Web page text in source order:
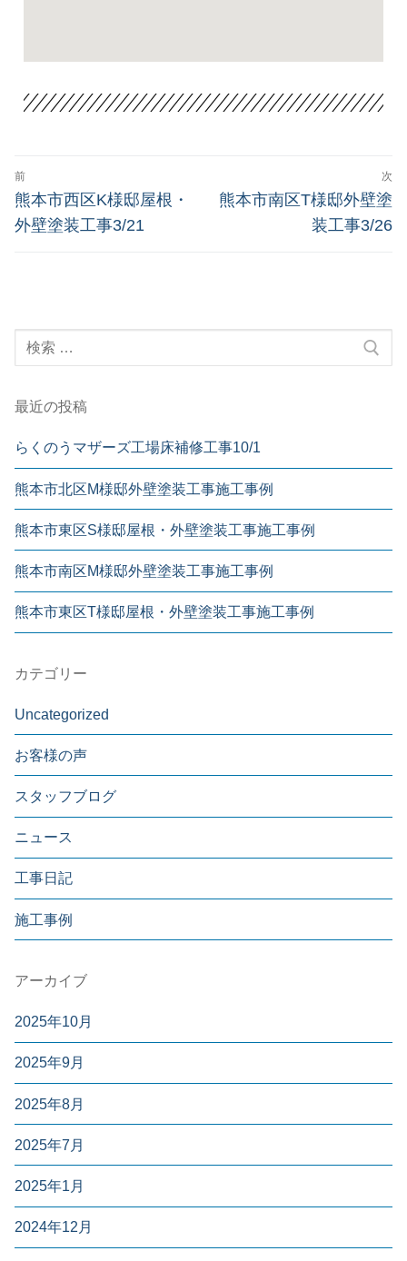
前
熊本市西区K様邸屋根・
外壁塗装工事3/21
次
熊本市南区T様邸外壁塗
装工事3/26
最近の投稿
らくのうマザーズ工場床補修工事10/1
熊本市北区M様邸外壁塗装工事施工事例
熊本市東区S様邸屋根・外壁塗装工事施工事例
熊本市南区M様邸外壁塗装工事施工事例
熊本市東区T様邸屋根・外壁塗装工事施工事例
カテゴリー
Uncategorized
お客様の声
スタッフブログ
ニュース
工事日記
施工事例
アーカイブ
2025年10月
2025年9月
2025年8月
2025年7月
2025年1月
2024年12月